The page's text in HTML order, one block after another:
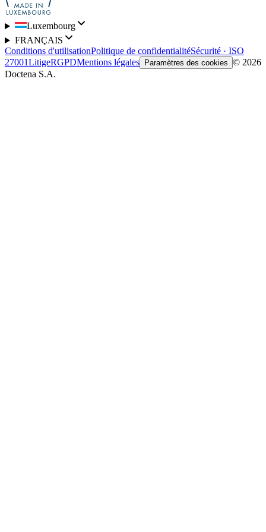
Luxembourg
FRANÇAIS
Conditions d'utilisationPolitique de confidentialitéSécurité · ISO
27001LitigeRGPDMentions légales Paramètres des cookies © 2026
Doctena S.A.